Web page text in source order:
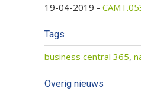
19-04-2019 -
Tags
business central 365,
Overig nieuws